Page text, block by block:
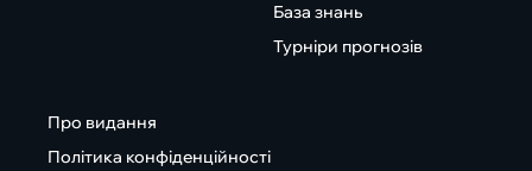
База знань
Турніри прогнозів
Про видання
Політика конфіденційності